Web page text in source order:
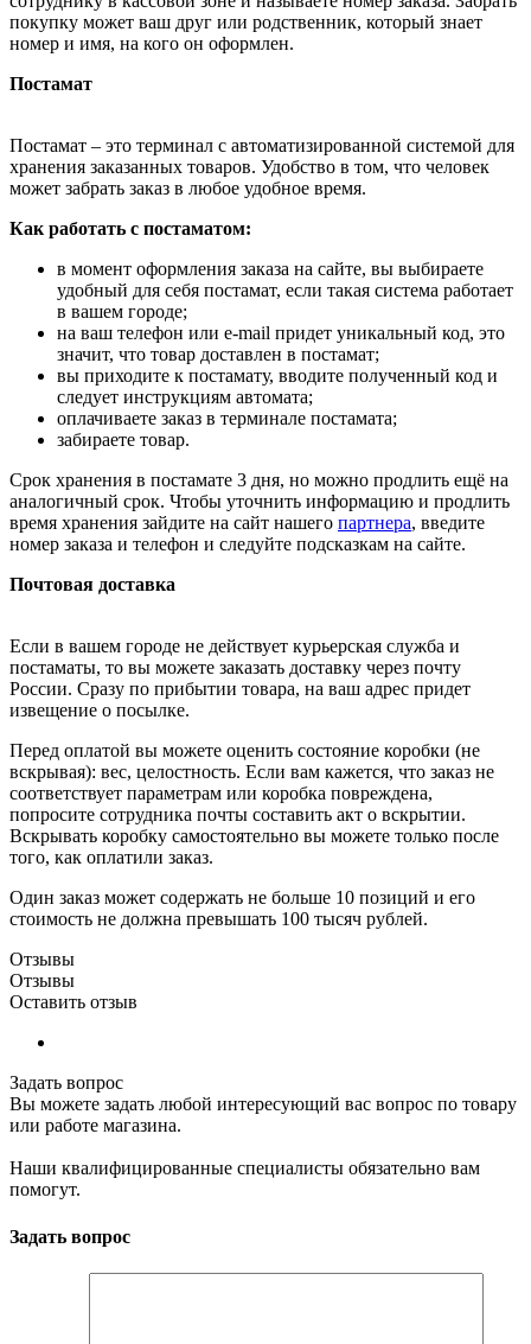
покупку может ваш друг или родственник, который знает
номер и имя, на кого он оформлен.
Постамат
Постамат – это терминал с автоматизированной системой для
хранения заказанных товаров. Удобство в том, что человек
может забрать заказ в любое удобное время.
Как работать с постаматом:
в момент оформления заказа на сайте, вы выбираете
удобный для себя постамат, если такая система работает
в вашем городе;
на ваш телефон или e-mail придет уникальный код, это
значит, что товар доставлен в постамат;
вы приходите к постамату, вводите полученный код и
следует инструкциям автомата;
оплачиваете заказ в терминале постамата;
забираете товар.
Срок хранения в постамате 3 дня, но можно продлить ещё на
аналогичный срок. Чтобы уточнить информацию и продлить
время хранения зайдите на сайт нашего партнера, введите
номер заказа и телефон и следуйте подсказкам на сайте.
Почтовая доставка
Если в вашем городе не действует курьерская служба и
постаматы, то вы можете заказать доставку через почту
России. Сразу по прибытии товара, на ваш адрес придет
извещение о посылке.
Перед оплатой вы можете оценить состояние коробки (не
вскрывая): вес, целостность. Если вам кажется, что заказ не
соответствует параметрам или коробка повреждена,
попросите сотрудника почты составить акт о вскрытии.
Вскрывать коробку самостоятельно вы можете только после
того, как оплатили заказ.
Один заказ может содержать не больше 10 позиций и его
стоимость не должна превышать 100 тысяч рублей.
Отзывы
Отзывы
Оставить отзыв
Задать вопрос
Вы можете задать любой интересующий вас вопрос по товару
или работе магазина.
Наши квалифицированные специалисты обязательно вам
помогут.
Задать вопрос